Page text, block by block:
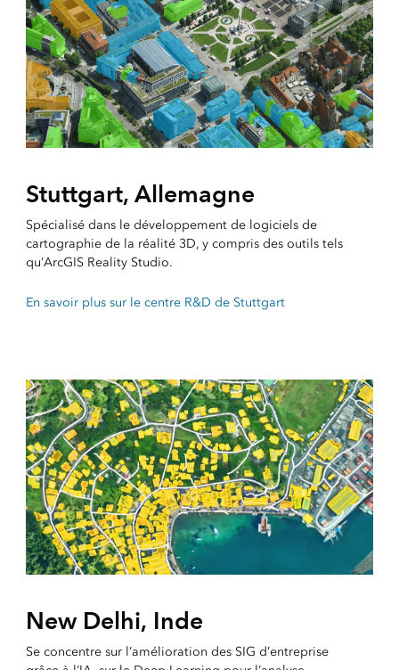
Stuttgart, Allemagne
Spécialisé dans le développement de logiciels de
cartographie de la réalité 3D, y compris des outils tels
qu’ArcGIS Reality Studio.
En savoir plus sur le centre R&D de Stuttgart
New Delhi, Inde
Se concentre sur l’amélioration des SIG d’entreprise